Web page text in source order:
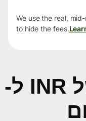
We use the real,
to hide the fees.
שערי חליפין של INR ל-